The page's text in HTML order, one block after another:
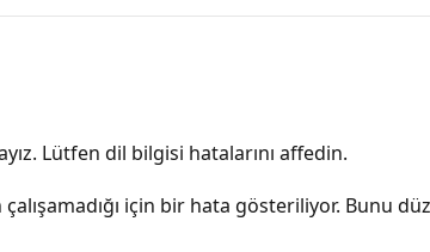
Lütfen dil bilgisi hatalarını affedin.
için bir hata gösteriliyor. Bunu